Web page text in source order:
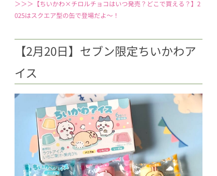
＞＞＞【ちいかわ×チロルチョコはいつ発売？どこで買える？】2
025はスクエア型の缶で登場だよ～！
【2月20日】セブン限定ちいかわア
イス